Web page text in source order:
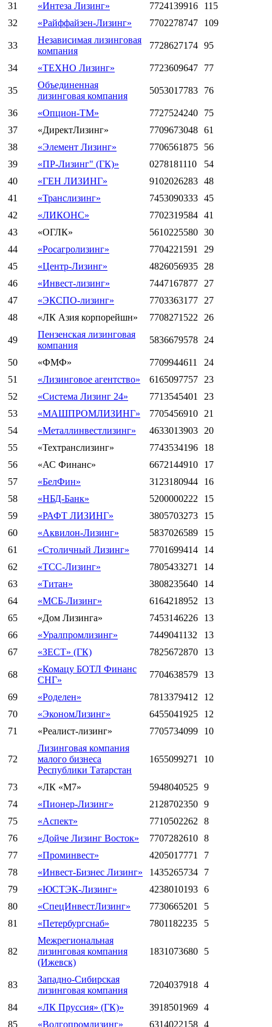
31 «Интеза Лизинг» 7724139916
115
32
«Райффайзен-Лизинг» 7702278747 109
33
Независимая лизинговая
компания
7728627174 95
34 «ТЕХНО Лизинг» 7723609647 77
35
Объединенная
лизинговая компания
5053017783 76
36 «Опцион-ТМ» 7727524240
75
37
«ДиректЛизинг» 7709673048 61
38
«Элемент Лизинг» 7706561875
56
39
«ПР-Лизинг" (ГК)» 0278181110
54
40
«ГЕН ЛИЗИНГ» 9102026283 48
41
«Транслизинг» 7453090333 45
42
«ЛИКОНС» 7702319584 41
43
«ОГЛК» 5610225580 30
44
«Росагролизинг» 7704221591
29
45
«Центр-Лизинг» 4826056935 28
46
«Инвест-лизинг» 7447167877 27
47
«ЭКСПО-лизинг» 7703363177 27
48
«ЛК Азия корпорейшн» 7708271522 26
49
Пензенская лизинговая
компания
5836679578 24
50 «ФМФ» 7709944611
24
51
«Лизинговое агентство» 6165097757 23
52
«Система Лизинг 24» 7713545401
23
53
«МАШПРОМЛИЗИНГ» 7705456910 21
54
«Металлинвестлизинг» 4633013903 20
55
«Техтранслизинг» 7743534196
18
56
«АС Финанс» 6672144910
17
57
«БелФин» 3123180944
16
58
«НБД-Банк» 5200000222
15
59
«РАФТ ЛИЗИНГ» 3805703273
15
60
«Аквилон-Лизинг» 5837026589
15
61
«Столичный Лизинг» 7701699414
14
62
«ТСС-Лизинг» 7805433271
14
63
«Титан» 3808235640
14
64
«МСБ-Лизинг» 6164218952
13
65
«Дом Лизинга» 7453146226
13
66
«Уралпромлизинг» 7449041132
13
67
«ЗЕСТ» (ГК) 7825672870 13
68
«Комацу БОТЛ Финанс
СНГ»
7704638579 13
69 «Роделен» 7813379412
12
70
«ЭкономЛизинг» 6455041925
12
71
«Реалист-лизинг» 7705734099 10
72
Лизинговая компания
малого бизнеса
Республики Татарстан
1655099271 10
73 «ЛК «М7» 5948040525 9
74
«Пионер-Лизинг» 2128702350 9
75
«Аспект» 7710502262 8
76
«Дойче Лизинг Восток» 7707282610 8
77
«Проминвест» 4205017771
7
78
«Инвест-Бизнес Лизинг» 1435265734
7
79
«ЮСТЭК-Лизинг» 4238010193 6
80
«СпецИнвестЛизинг» 7730665201
5
81
«Петербургснаб» 7801182235 5
82
Межрегиональная
лизинговая компания
(Ижевск)
1831073680 5
83
Западно-Сибирская
лизинговая компания
7204037918 4
84 «ЛК Пруссия» (ГК)» 3918501969 4
85
«Волгопромлизинг» 6314022158 4